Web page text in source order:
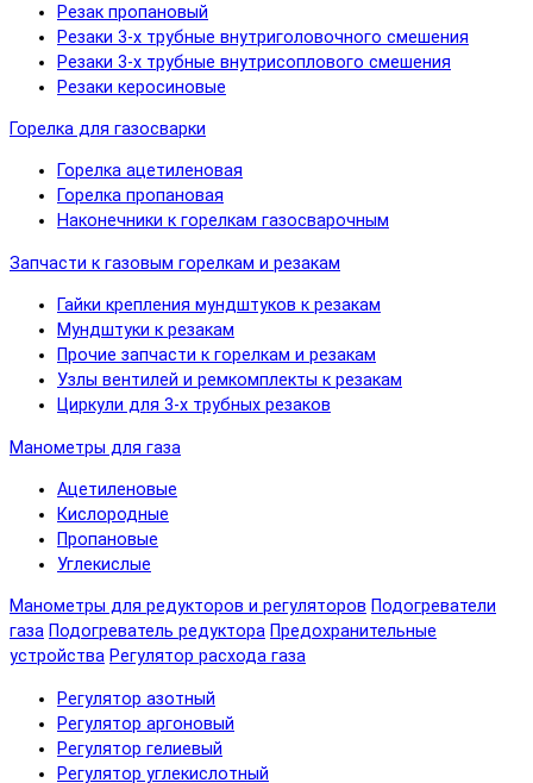
Резак пропановый
Резаки 3-х трубные внутриголовочного смешения
Резаки 3-х трубные внутрисоплового смешения
Резаки керосиновые
Горелка для газосварки
Горелка ацетиленовая
Горелка пропановая
Наконечники к горелкам газосварочным
Запчасти к газовым горелкам и резакам
Гайки крепления мундштуков к резакам
Мундштуки к резакам
Прочие запчасти к горелкам и резакам
Узлы вентилей и ремкомплекты к резакам
Циркули для 3-х трубных резаков
Манометры для газа
Ацетиленовые
Кислородные
Пропановые
Углекислые
Манометры для редукторов и регуляторов Подогреватели
газа Подогреватель редуктора Предохранительные
устройства Регулятор расхода газа
Регулятор азотный
Регулятор аргоновый
Регулятор гелиевый
Регулятор углекислотный